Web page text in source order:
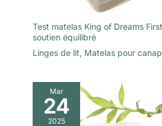
Test matelas King of Dreams
soutien équilibré
Linges de lit, Matelas pour
Mar
24
2025